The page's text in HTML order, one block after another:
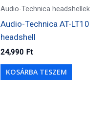
Audio-Technica headshellek
Audio-Technica AT-LT10
headshell
24,990 Ft
KOSÁRBA TESZEM